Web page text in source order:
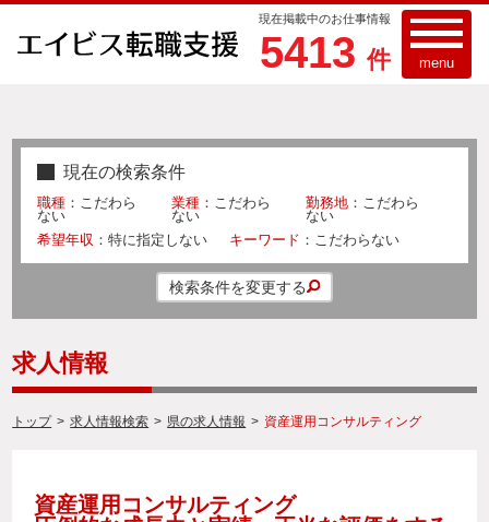
現在掲載中のお仕事情報
5413 件 menu
現在の検索条件
職種 ：こだわら
ない
業種：こだわら
ない
勤務地：こだわら
ない
希望年収 ：特に指定しない キーワード ：こだわらない
検索条件を変更する
求人情報
トップ > 求人情報検索 > 県の求人情報 > 資産運用コンサルティング
資産運用コンサルティング